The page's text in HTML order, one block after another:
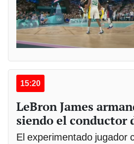
15:20
LeBron James
siendo el conductor
El experimentado jugador